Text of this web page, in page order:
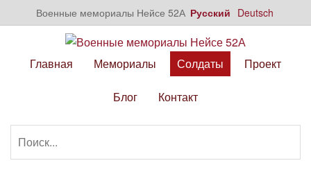
Военные мемориалы Нейсе 52А Русский Deutsch
Главная Мемориалы Солдаты Проект
Блог Контакт